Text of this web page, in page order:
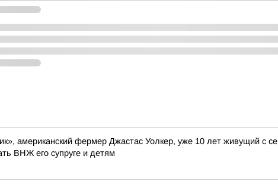
американский фермер Джастас Уолкер, уже 10 лет живущий с
ВНЖ его супруге и детям